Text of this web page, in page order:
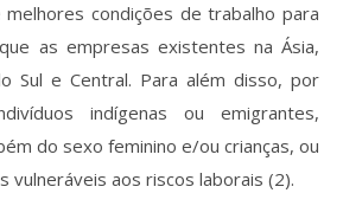
condições de trabalho para
as empresas existentes na Ásia,
Sul e Central. Para além disso, por
indígenas ou emigrantes,
do sexo feminino e/ou crianças, ou
vulneráveis aos riscos laborais (2).